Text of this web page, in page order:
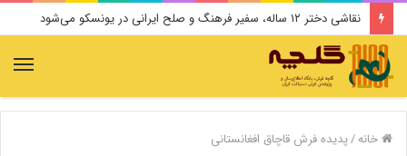
نقاشی دختر ۱۲ ساله، سفیر فرهنگ و صلح ایرانی در یونسکو می‌شود
خانه/پدیده فرش قاچاق افغانستانی